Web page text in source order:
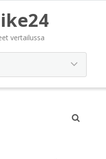
vertailussa